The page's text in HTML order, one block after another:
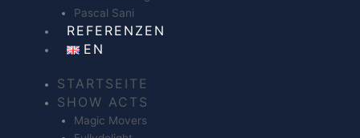
Pascal Sani
REFERENZEN
EN
STARTSEITE
SHOW ACTS
Magic Movers